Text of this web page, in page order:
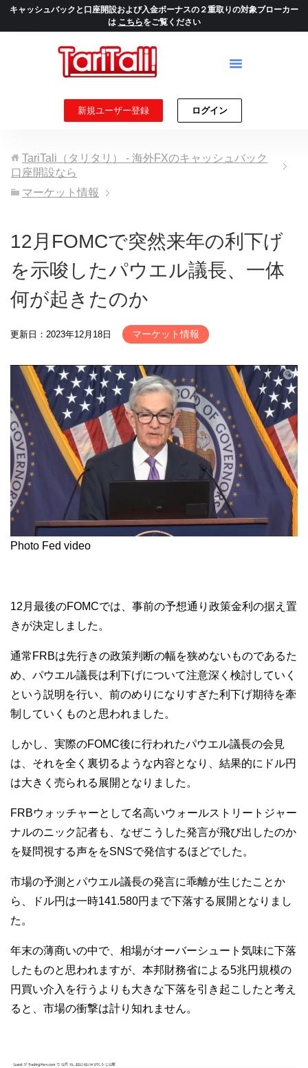
キャッシュバックと口座開設および入金ボーナスの２重取りの対象ブローカー
は こちらをご覧ください
新規ユーザー登録 ログイン
TariTali（タリタリ） - 海外FXのキャッシュバック
口座開設なら
マーケット情報
12月FOMCで突然来年の利下げ
を示唆したパウエル議長、一体
何が起きたのか
更新日：2023年12月18日 マーケット情報
Photo Fed video
12月最後のFOMCでは、事前の予想通り政策金利の据え置
きが決定しました。
通常FRBは先行きの政策判断の幅を狭めないものであるた
め、パウエル議長は利下げについて注意深く検討していく
という説明を行い、前のめりになりすぎた利下げ期待を牽
制していくものと思われました。
しかし、実際のFOMC後に行われたパウエル議長の会見
は、それを全く裏切るような内容となり、結果的にドル円
は大きく売られる展開となりました。
FRBウォッチャーとして名高いウォールストリートジャー
ナルのニック記者も、なぜこうした発言が飛び出したのか
を疑問視する声ををSNSで発信するほどでした。
市場の予測とパウエル議長の発言に乖離が生じたことか
ら、ドル円は一時141.580円まで下落する展開となりまし
た。
年末の薄商いの中で、相場がオーバーシュート気味に下落
したものと思われますが、本邦財務省による5兆円規模の
円買い介入を行うよりも大きな下落を引き起こしたと考え
ると、市場の衝撃は計り知れません。